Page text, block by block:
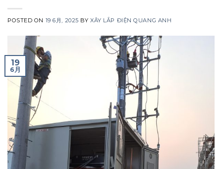
POSTED ON 19 6月, 2025 BYXÂY LẮP ĐIỆN QUANG ANH
19
6月